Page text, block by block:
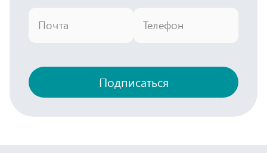
Почта Телефон
Подписаться